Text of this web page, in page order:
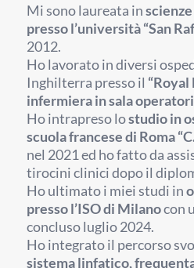
Mi sono laureata in
presso l’università “San
2012.
Ho lavorato in diversi
Inghilterra presso il “Royal
infermiera in sala
Ho intrapreso lostudio in
scuola francese di Roma
nel 2021 ed ho fatto da
tirocini clinici dopo il
Ho ultimato i miei studi in
presso l’ISO di Milanocon
concluso luglio 2024.
Ho integrato il percorso
sistema linfatico,